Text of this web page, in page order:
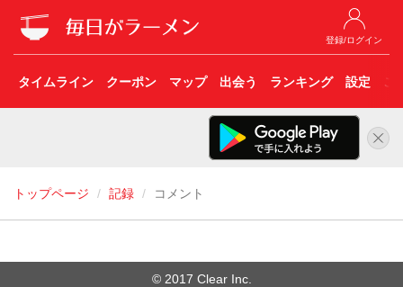
登録/ログイン
タイムライン クーポン マップ 出会う ランキング 設定 こ
トップページ 記録 コメント
© 2017 Clear Inc.